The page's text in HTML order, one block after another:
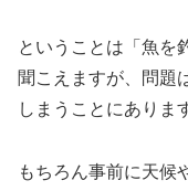
ということは「魚を
聞こえますが、問題
しまうことにありま
もちろん事前に天候